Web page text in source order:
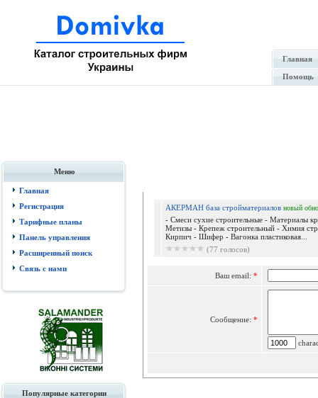
Главная
Помощь
Меню
Главная
Регистрация
Тарифные планы
Панель управления
Расширенный поиск
Связь с нами
Популярные категории
АКЕРМАН база стройматериалов новый
- Смеси сухие строительные - Материалы
Метизы - Крепеж строительный - Химия
Кирпич - Шифер - Вагонка пластиковая...
(77 голосов)
Ваш email: *
Сообщение: *